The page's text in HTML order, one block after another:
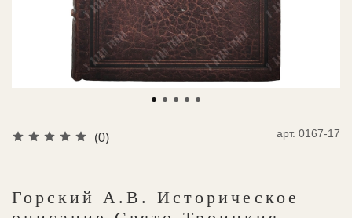
(0) арт. 0167-17
Горский А.В. Историческое